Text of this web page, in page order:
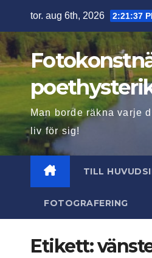
innehåll
tor. aug 6th, 2026 2:21:38
Man borde räkna varje
liv för sig!
TILL
FOTOGRAFERING
Etikett: